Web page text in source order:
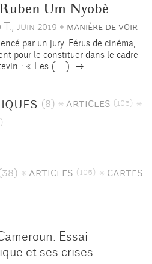
Um Nyobè
juin 2019 • manière de voir
par un jury. Férus de cinéma,
pour le constituer dans le cadre
: « Les (…) →
(8) articles (105)
articles (105) cartes
Essai
et ses crises